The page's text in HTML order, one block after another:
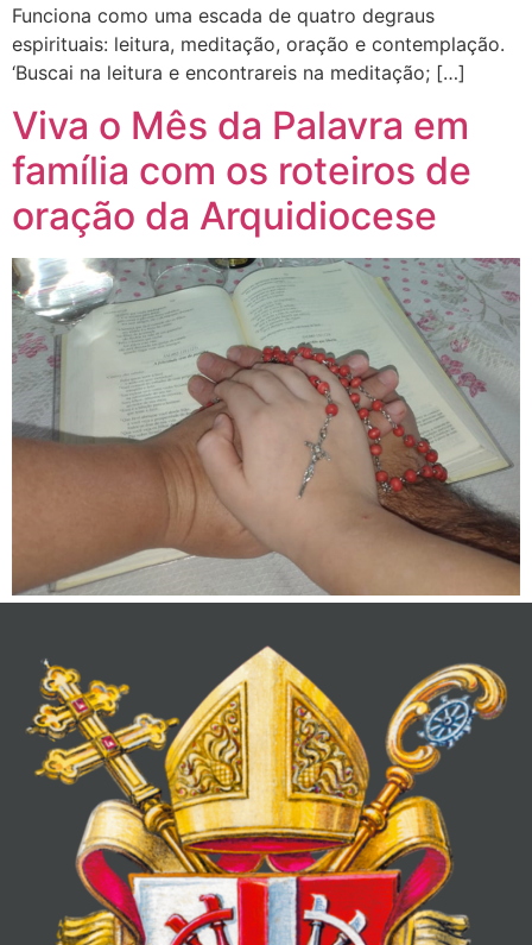
Funciona como uma escada de quatro degraus
espirituais: leitura, meditação, oração e contemplação.
‘Buscai na leitura e encontrareis na meditação; […]
Viva o Mês da Palavra em
família com os roteiros de
oração da Arquidiocese